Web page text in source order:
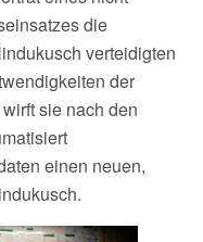
die
verteidigten
der
sie nach den
einen neuen,